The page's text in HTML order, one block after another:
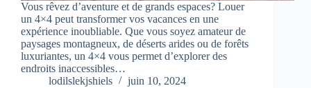
Vous rêvez d’aventure et de grands espaces? Louer
un 4×4 peut transformer vos vacances en une
expérience inoubliable. Que vous soyez amateur de
paysages montagneux, de déserts arides ou de forêts
luxuriantes, un 4×4 vous permet d’explorer des
endroits inaccessibles…
lodilslekjshiels
juin 10, 2024